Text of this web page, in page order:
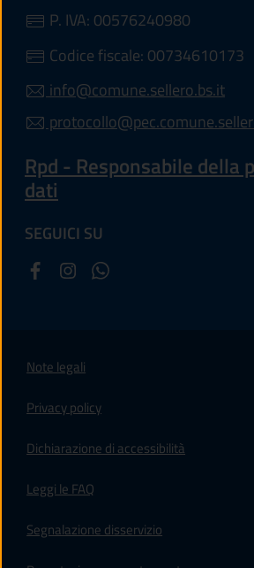
P. IVA: 00576240980
Codice fiscale: 00734610173
info@comune.sellero.bs.it
Rpd - Responsabile della
dati
SEGUICI SU
Note legali
Privacy policy
Dichiarazione di accessibilità
Leggi le FAQ
Segnalazione disservizio